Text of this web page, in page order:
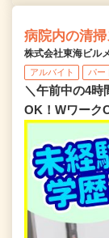
病院内の清
株式会社東海ビル
アルバイト パー
＼午前中の4時
OK！Wワーク